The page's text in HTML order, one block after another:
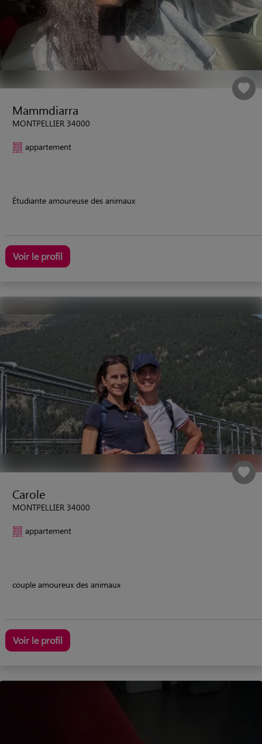
Mammdiarra
MONTPELLIER 34000
appartement
Étudiante amoureuse des animaux
Voir le profil
Carole
MONTPELLIER 34000
appartement
couple amoureux des animaux
Voir le profil